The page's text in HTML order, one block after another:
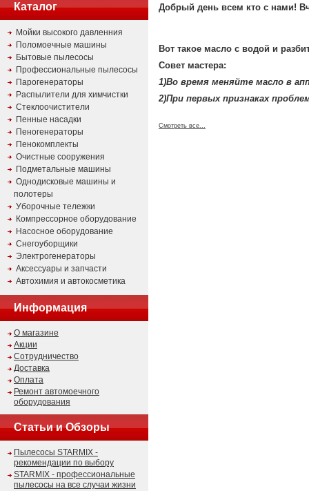
Каталог
Мойки высокого давленния
Поломоечные машины
Бытовые пылесосы
Профессиональные пылесосы
Парогенераторы
Распылители для химчистки
Стеклоочистители
Пенные насадки
Пеногенераторы
Пенокомплекты
Очистные сооружения
Подметальные машины
Однодисковые машины и
полотеры
Уборочные тележки
Компрессорное оборудование
Насосное оборудование
Снегоуборщики
Электрогенераторы
Аксессуары и запчасти
Автохимия и автокосметика
Информация
О магазине
Акции
Сотрудничество
Доставка
Оплата
Ремонт автомоечного
оборудования
Статьи и Обзоры
Пылесосы STARMIX -
рекомендации по выбору
STARMIX - профессиональные
пылесосы на все случаи жизни
Добрый день всем кто с нами!
Вот такое масло с водой и
Совет мастера:
1)Во время меняйте масло в
2)При первых признаках
Смотреть все...